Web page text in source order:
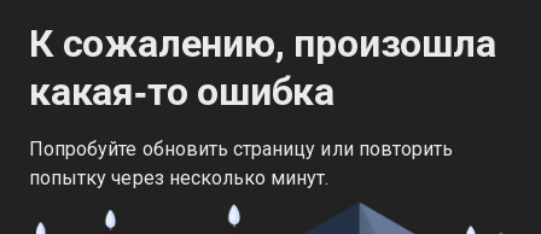
К сожалению, произошла
какая‑то ошибка
Попробуйте обновить страницу или повторить
попытку через несколько минут.